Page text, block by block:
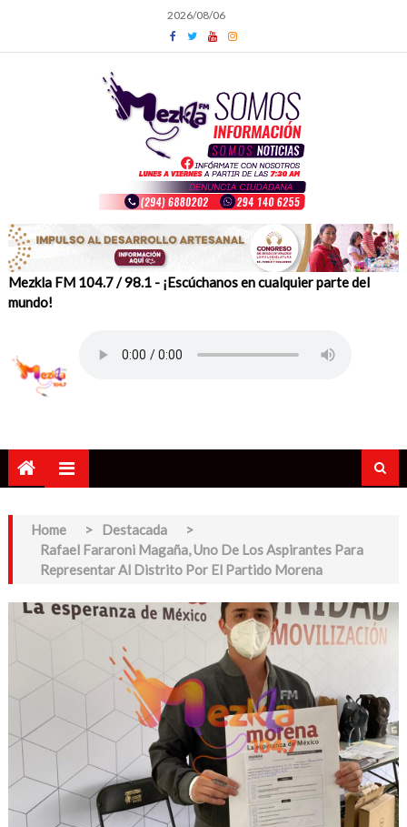
content
2026/08/06
Mezkla FM 104.7 / 98.1 - ¡Escúchanos en cualquier parte del
mundo!
Home > Destacada
>
Rafael Fararoni Magaña, Uno De Los Aspirantes Para
Representar Al Distrito Por El Partido Morena